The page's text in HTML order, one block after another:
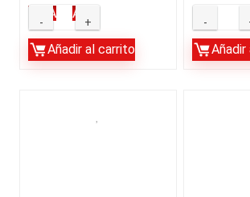
Sándwiches
de
galleta
Añadir al carrito
WHATSAPP